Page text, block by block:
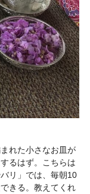
れた小さなお皿が
るはず。こちらは
リ」では、毎朝10
きる。教えてくれ